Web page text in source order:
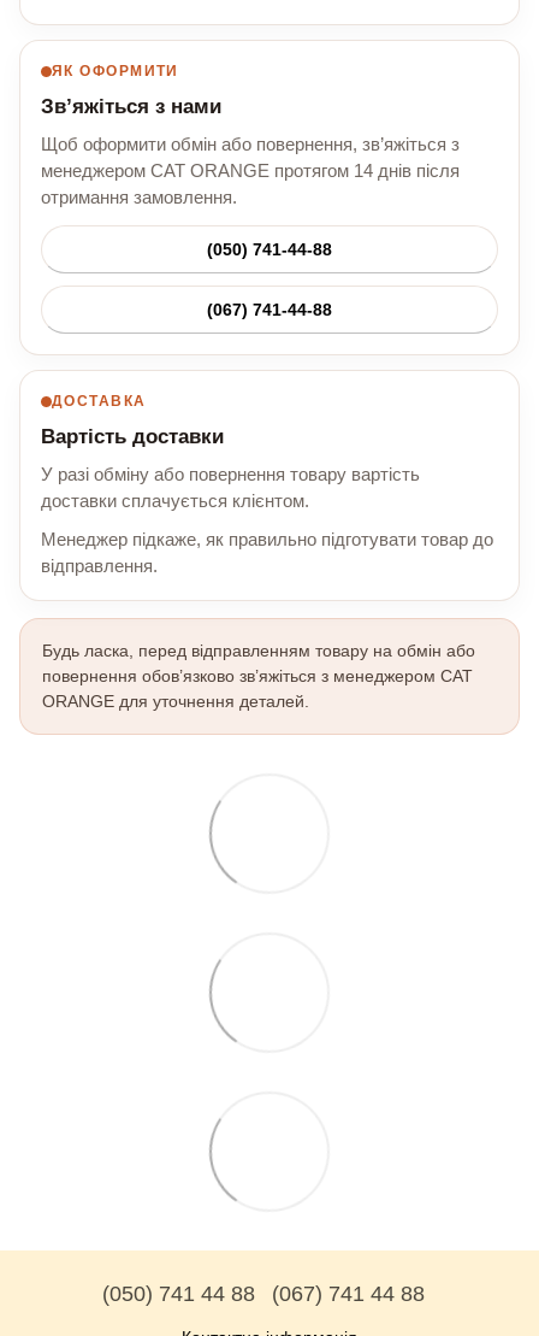
ЯК ОФОРМИТИ
Зв’яжіться з нами
Щоб оформити обмін або повернення, зв’яжіться з
менеджером CAT ORANGE протягом 14 днів після
отримання замовлення.
(050) 741-44-88
(067) 741-44-88
ДОСТАВКА
Вартість доставки
У разі обміну або повернення товару вартість
доставки сплачується клієнтом.
Менеджер підкаже, як правильно підготувати товар до
відправлення.
Будь ласка, перед відправленням товару на обмін або
повернення обов’язково зв’яжіться з менеджером CAT
ORANGE для уточнення деталей.
(050) 741 44 88 (067) 741 44 88